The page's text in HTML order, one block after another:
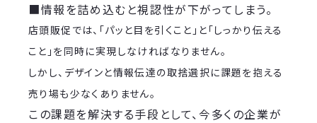
■情報を詰め込むと視認性が下がってしまう。
店頭販促では、「パッと目を引くこと」と「しっかり伝える
こと」を同時に実現しなければなりません。
しかし、デザインと情報伝達の取捨選択に課題を抱える
売り場も少なくありません。
この課題を解決する手段として、今多くの企業が